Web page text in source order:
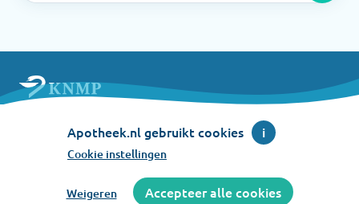
Nederlandse Maatschappij ter bevordering der
Pharmacie
Apotheek.nl gebruikt cookies i
Cookie instellingen
Weigeren Accepteer alle cookies